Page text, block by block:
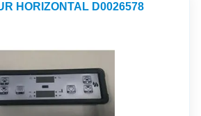
HORIZONTAL D0026578